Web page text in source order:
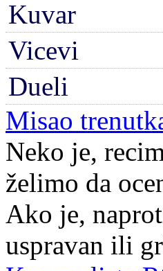
Kuvar
Vicevi
Dueli
Misao
Neko je,
želimo da
Ako je,
uspravan ili